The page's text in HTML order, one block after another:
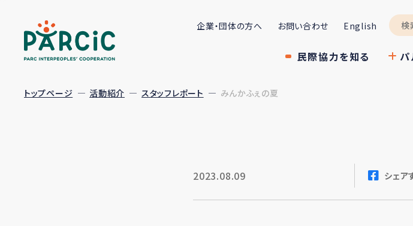
企業・団体の方へ お問い合わせ English
民際協力を知る パ
トップページ 活動紹介 スタッフレポート みんかふぇの夏
2023.08.09 シェア